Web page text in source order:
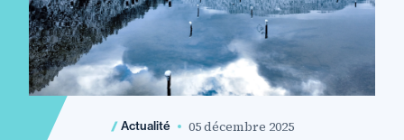
Actualité 05 décembre 2025